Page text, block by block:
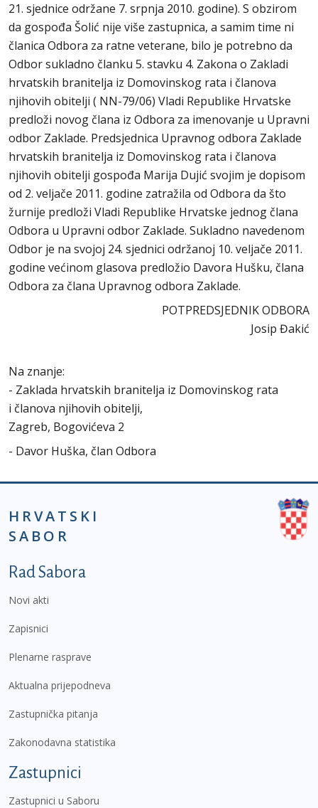
21. sjednice održane 7. srpnja 2010. godine). S obzirom
da gospođa Šolić nije više zastupnica, a samim time ni
članica Odbora za ratne veterane, bilo je potrebno da
Odbor sukladno članku 5. stavku 4. Zakona o Zakladi
hrvatskih branitelja iz Domovinskog rata i članova
njihovih obitelji ( NN-79/06) Vladi Republike Hrvatske
predloži novog člana iz Odbora za imenovanje u Upravni
odbor Zaklade. Predsjednica Upravnog odbora Zaklade
hrvatskih branitelja iz Domovinskog rata i članova
njihovih obitelji gospođa Marija Dujić svojim je dopisom
od 2. veljače 2011. godine zatražila od Odbora da što
žurnije predloži Vladi Republike Hrvatske jednog člana
Odbora u Upravni odbor Zaklade. Sukladno navedenom
Odbor je na svojoj 24. sjednici održanoj 10. veljače 2011.
godine većinom glasova predložio Davora Hušku, člana
Odbora za člana Upravnog odbora Zaklade.
POTPREDSJEDNIK ODBORA
Josip Đakić
Na znanje:
- Zaklada hrvatskih branitelja iz Domovinskog rata
i članova njihovih obitelji,
Zagreb, Bogovićeva 2
- Davor Huška, član Odbora
HRVATSKI
SABOR
Podnožje prvi izbornik
Rad Sabora
Novi akti
Zapisnici
Plenarne rasprave
Aktualna prijepodneva
Zastupnička pitanja
Zakonodavna statistika
Zastupnici
Zastupnici u Saboru